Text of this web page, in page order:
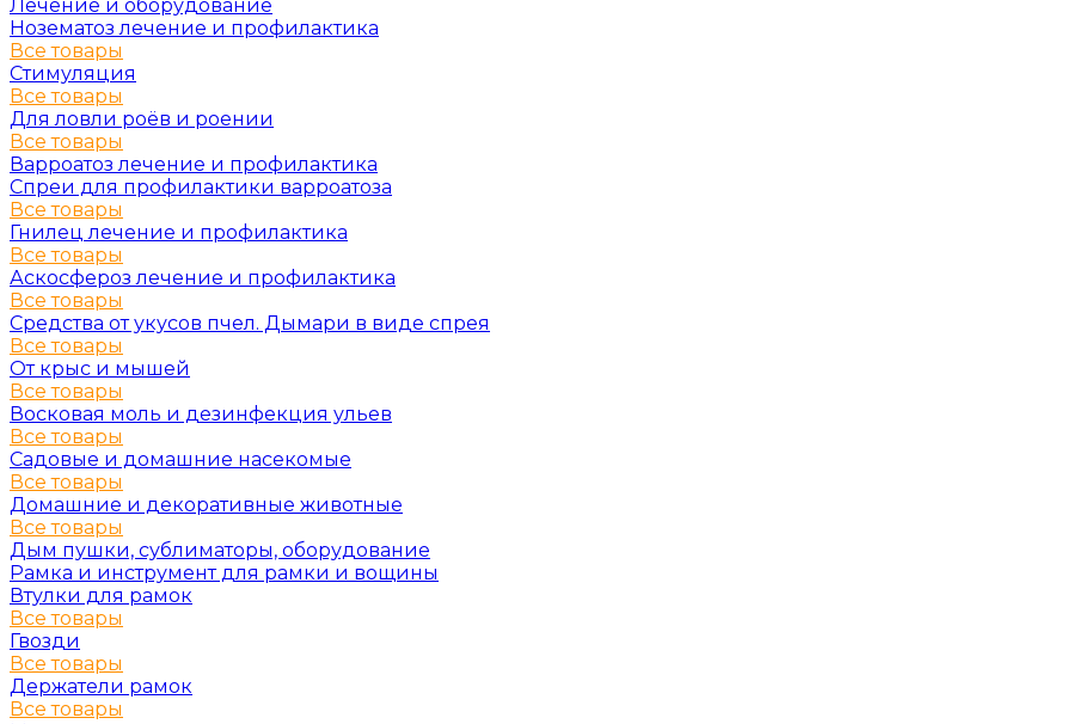
Лечение и оборудование
Нозематоз лечение и профилактика
Все товары
Стимуляция
Все товары
Для ловли роёв и роении
Все товары
Варроатоз лечение и профилактика
Спреи для профилактики варроатоза
Все товары
Гнилец лечение и профилактика
Все товары
Аскосфероз лечение и профилактика
Все товары
Средства от укусов пчел. Дымари в виде спрея
Все товары
От крыс и мышей
Все товары
Восковая моль и дезинфекция ульев
Все товары
Садовые и домашние насекомые
Все товары
Домашние и декоративные животные
Все товары
Дым пушки, сублиматоры, оборудование
Рамка и инструмент для рамки и вощины
Втулки для рамок
Все товары
Гвозди
Все товары
Держатели рамок
Все товары